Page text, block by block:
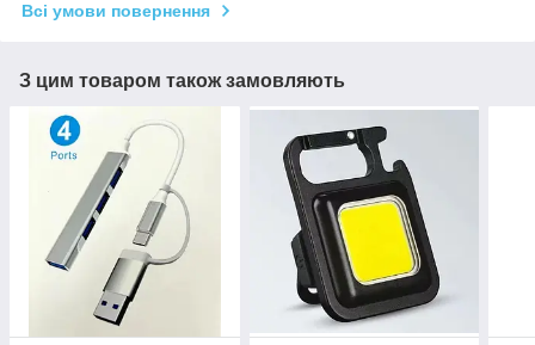
Всі умови повернення
З цим товаром також замовляють